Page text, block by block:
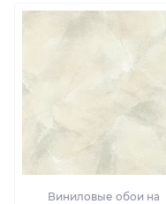
Виниловые обои на